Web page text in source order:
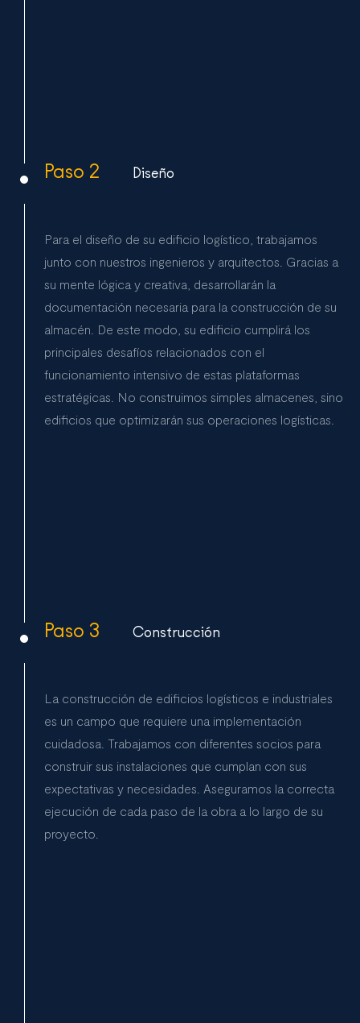
Paso 2 Diseño
Para el diseño de su edificio logístico, trabajamos
junto con nuestros ingenieros y arquitectos. Gracias a
su mente lógica y creativa, desarrollarán la
documentación necesaria para la construcción de su
almacén. De este modo, su edificio cumplirá los
principales desafíos relacionados con el
funcionamiento intensivo de estas plataformas
estratégicas. No construimos simples almacenes, sino
edificios que optimizarán sus operaciones logísticas.
Paso 3 Construcción
La construcción de edificios logísticos e industriales
es un campo que requiere una implementación
cuidadosa. Trabajamos con diferentes socios para
construir sus instalaciones que cumplan con sus
expectativas y necesidades. Aseguramos la correcta
ejecución de cada paso de la obra a lo largo de su
proyecto.